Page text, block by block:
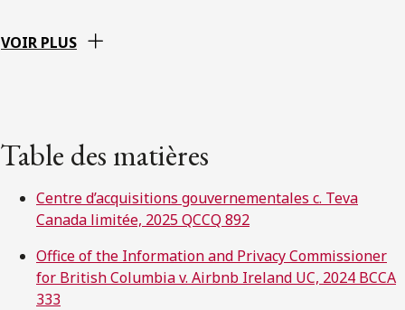
VOIR PLUS
Table des matières
Centre d’acquisitions gouvernementales c. Teva
Canada limitée, 2025 QCCQ 892
Office of the Information and Privacy Commissioner
for British Columbia v. Airbnb Ireland UC, 2024 BCCA
333